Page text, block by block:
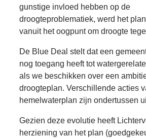
gunstige invloed hebben op de
droogteproblematiek, werd het
vanuit het oogpunt om droogte
De Blue Deal stelt dat een
nog toegang heeft tot
als we beschikken over een
droogteplan. Verschillende acties
hemelwaterplan zijn ondertussen
Gezien deze evolutie heeft
herziening van het plan